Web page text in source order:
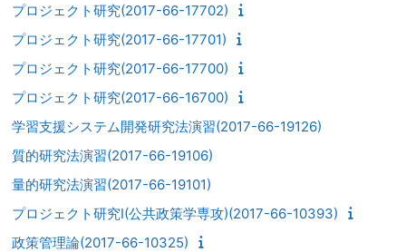
プロジェクト研究(2017-66-17702)
プロジェクト研究(2017-66-17701)
プロジェクト研究(2017-66-17700)
プロジェクト研究(2017-66-16700)
学習支援システム開発研究法演習(2017-66-19126)
質的研究法演習(2017-66-19106)
量的研究法演習(2017-66-19101)
プロジェクト研究I(公共政策学専攻)(2017-66-10393)
政策管理論(2017-66-10325)